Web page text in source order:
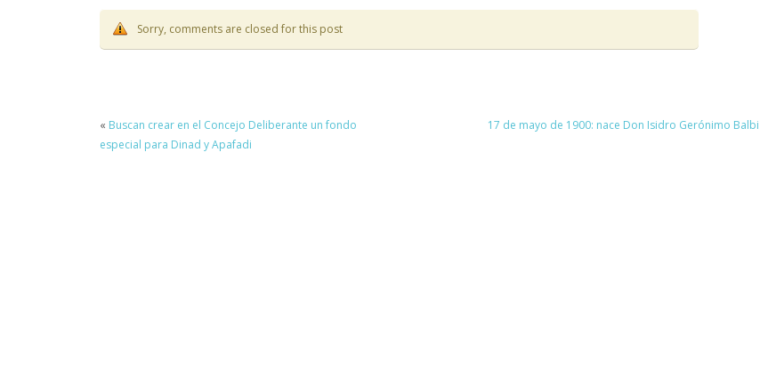
Sorry, comments are closed for this post
« Buscan crear en el Concejo Deliberante un fondo
especial para Dinad y Apafadi
17 de mayo de 1900: nace Don Isidro Gerónimo Balbi